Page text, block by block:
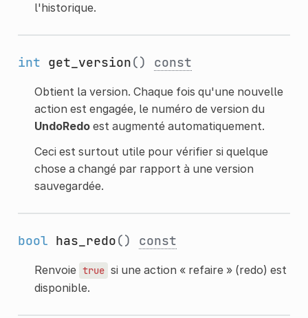
l'historique.
int get_version() const
Obtient la version. Chaque fois qu'une nouvelle
action est engagée, le numéro de version du
UndoRedoest augmenté automatiquement.
Ceci est surtout utile pour vérifier si quelque
chose a changé par rapport à une version
sauvegardée.
bool has_redo() const
Renvoie true si une action « refaire » (redo) est
disponible.